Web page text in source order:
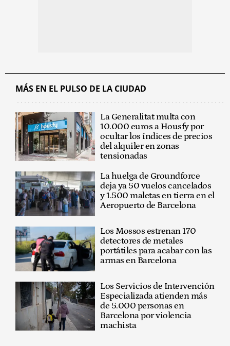
MÁS EN EL PULSO DE LA CIUDAD
La Generalitat multa con
10.000 euros a Housfy por
ocultar los índices de precios
del alquiler en zonas
tensionadas
La huelga de Groundforce
deja ya 50 vuelos cancelados
y 1.500 maletas en tierra en el
Aeropuerto de Barcelona
Los Mossos estrenan 170
detectores de metales
portátiles para acabar con las
armas en Barcelona
Los Servicios de Intervención
Especializada atienden más
de 5.000 personas en
Barcelona por violencia
machista